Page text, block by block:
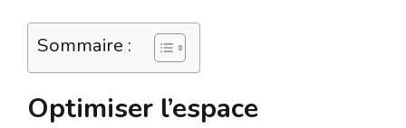
Sommaire :
Optimiser l’espace